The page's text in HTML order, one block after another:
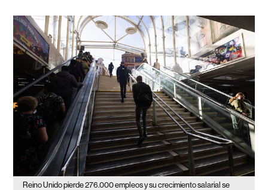
Reino Unido pierde 276.000 empleos y su crecimiento salarial se